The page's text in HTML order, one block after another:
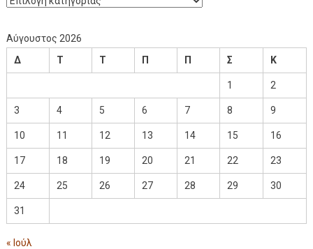
Αύγουστος 2026
Δ
Τ Τ Π Π Σ Κ
1 2
3 4 5 6 7 8 9
10 11 12 13 14 15 16
17 18 19 20 21 22 23
24 25 26 27 28 29 30
31
« Ιούλ